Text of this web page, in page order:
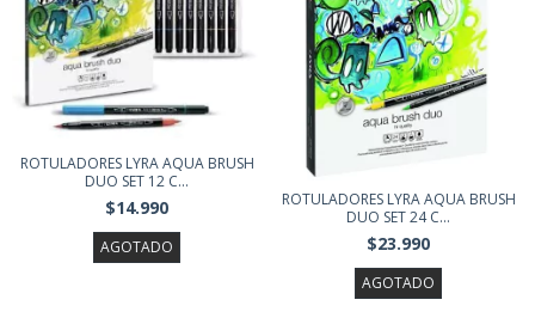
ROTULADORES LYRA AQUA BRUSH
DUO SET 12 C...
$14.990
AGOTADO
ROTULADORES LYRA AQUA BRUSH
DUO SET 24 C...
$23.990
AGOTADO